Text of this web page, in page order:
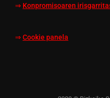
⇒ Konpromisoaren
⇒ Cookie panela